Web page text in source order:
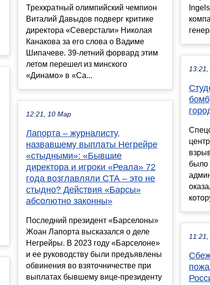
Трехкратный олимпийский чемпион
Виталий Давыдов подверг критике
директора «Северстали» Николая
Канакова за его слова о Вадиме
Шипачеве. 39-летний форвард этим
летом перешел из минского
«Динамо» в «Са...
12:21, 10 Мар
Лапорта – журналисту,
назвавшему выплаты Негрейре
«стыдными»: «Бывшие
директора и игроки «Реала» 72
года возглавляли CTA – это не
стыдно? Действия «Барсы»
абсолютно законны»
Последний президент «Барселоны»
Жоан Лапорта высказался о деле
Негрейры. В 2023 году «Барселоне»
и ее руководству были предъявлены
обвинения во взяточничестве при
выплатах бывшему вице-президенту
было